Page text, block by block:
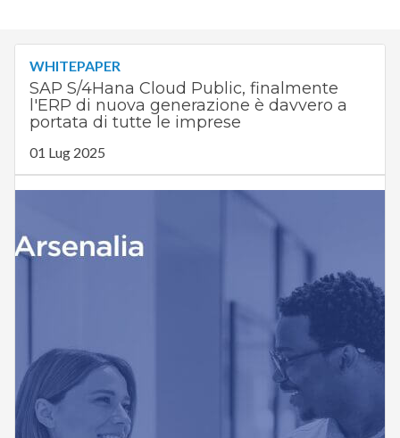
WHITEPAPER
SAP S/4Hana Cloud Public, finalmente
l'ERP di nuova generazione è davvero a
portata di tutte le imprese
01 Lug 2025